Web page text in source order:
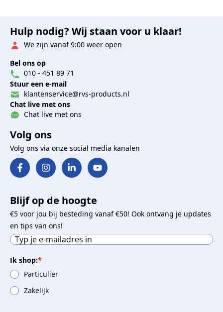
Hulp nodig? Wij staan voor u klaar!
We zijn vanaf 9:00 weer open
Bel ons op
010 - 451 89 71
Stuur een e-mail
klantenservice@rvs-products.nl
Chat live met ons
Chat live met ons
Volg ons
Volg ons via onze social media kanalen
Blijf op de hoogte
€5 voor jou bij besteding vanaf €50! Ook ontvang je updates
en tips van ons!
Ik shop:*
Particulier
Zakelijk